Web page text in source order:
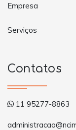
Empresa
Serviços
Contatos
11 95277-8863